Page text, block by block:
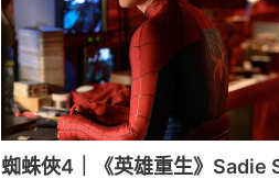
蜘蛛俠4｜《英雄重生》Sadie